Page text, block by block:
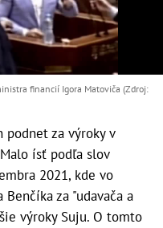
financií Igora Matoviča (Zdroj:
podnet za výroky v
ísť podľa slov
2021, kde vo
za "udavača a
výroky Suju. O tomto